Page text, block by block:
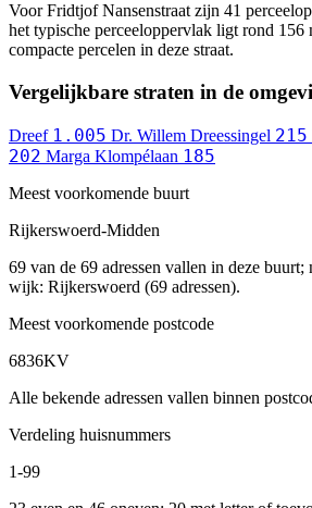
Voor Fridtjof Nansenstraat zijn 41
het typische perceeloppervlak ligt rond 156
compacte percelen in deze straat.
Vergelijkbare straten in de
Dreef 1.005 Dr. Willem Dreessingel 215
202 Marga Klompélaan 185
Meest voorkomende buurt
Rijkerswoerd-Midden
69 van de 69 adressen vallen in deze buurt;
wijk: Rijkerswoerd (69 adressen).
Meest voorkomende postcode
6836KV
Alle bekende adressen vallen binnen
Verdeling huisnummers
1-99